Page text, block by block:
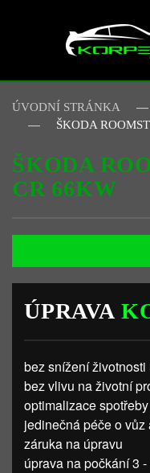
Skip to main content
ÚVODNÍ STRÁNKA
ŠKODA
ŠKODA
CR 66KW
ÚPRAVA
bez snížení
bez vlivu na životní
optimalizace
jedinečná péče o vůz
záruka na úpravu
úprava na počkání 3